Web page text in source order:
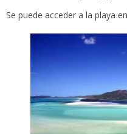
Se puede acceder a la playa